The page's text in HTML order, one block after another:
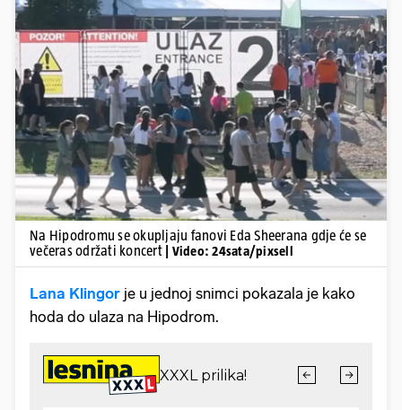
Pokretanje videa...
Na Hipodromu se okupljaju fanovi Eda Sheerana gdje će se
večeras održati koncert
| Video: 24sata/pixsell
Lana Klingor je u jednoj snimci pokazala je kako
hoda do ulaza na Hipodrom.